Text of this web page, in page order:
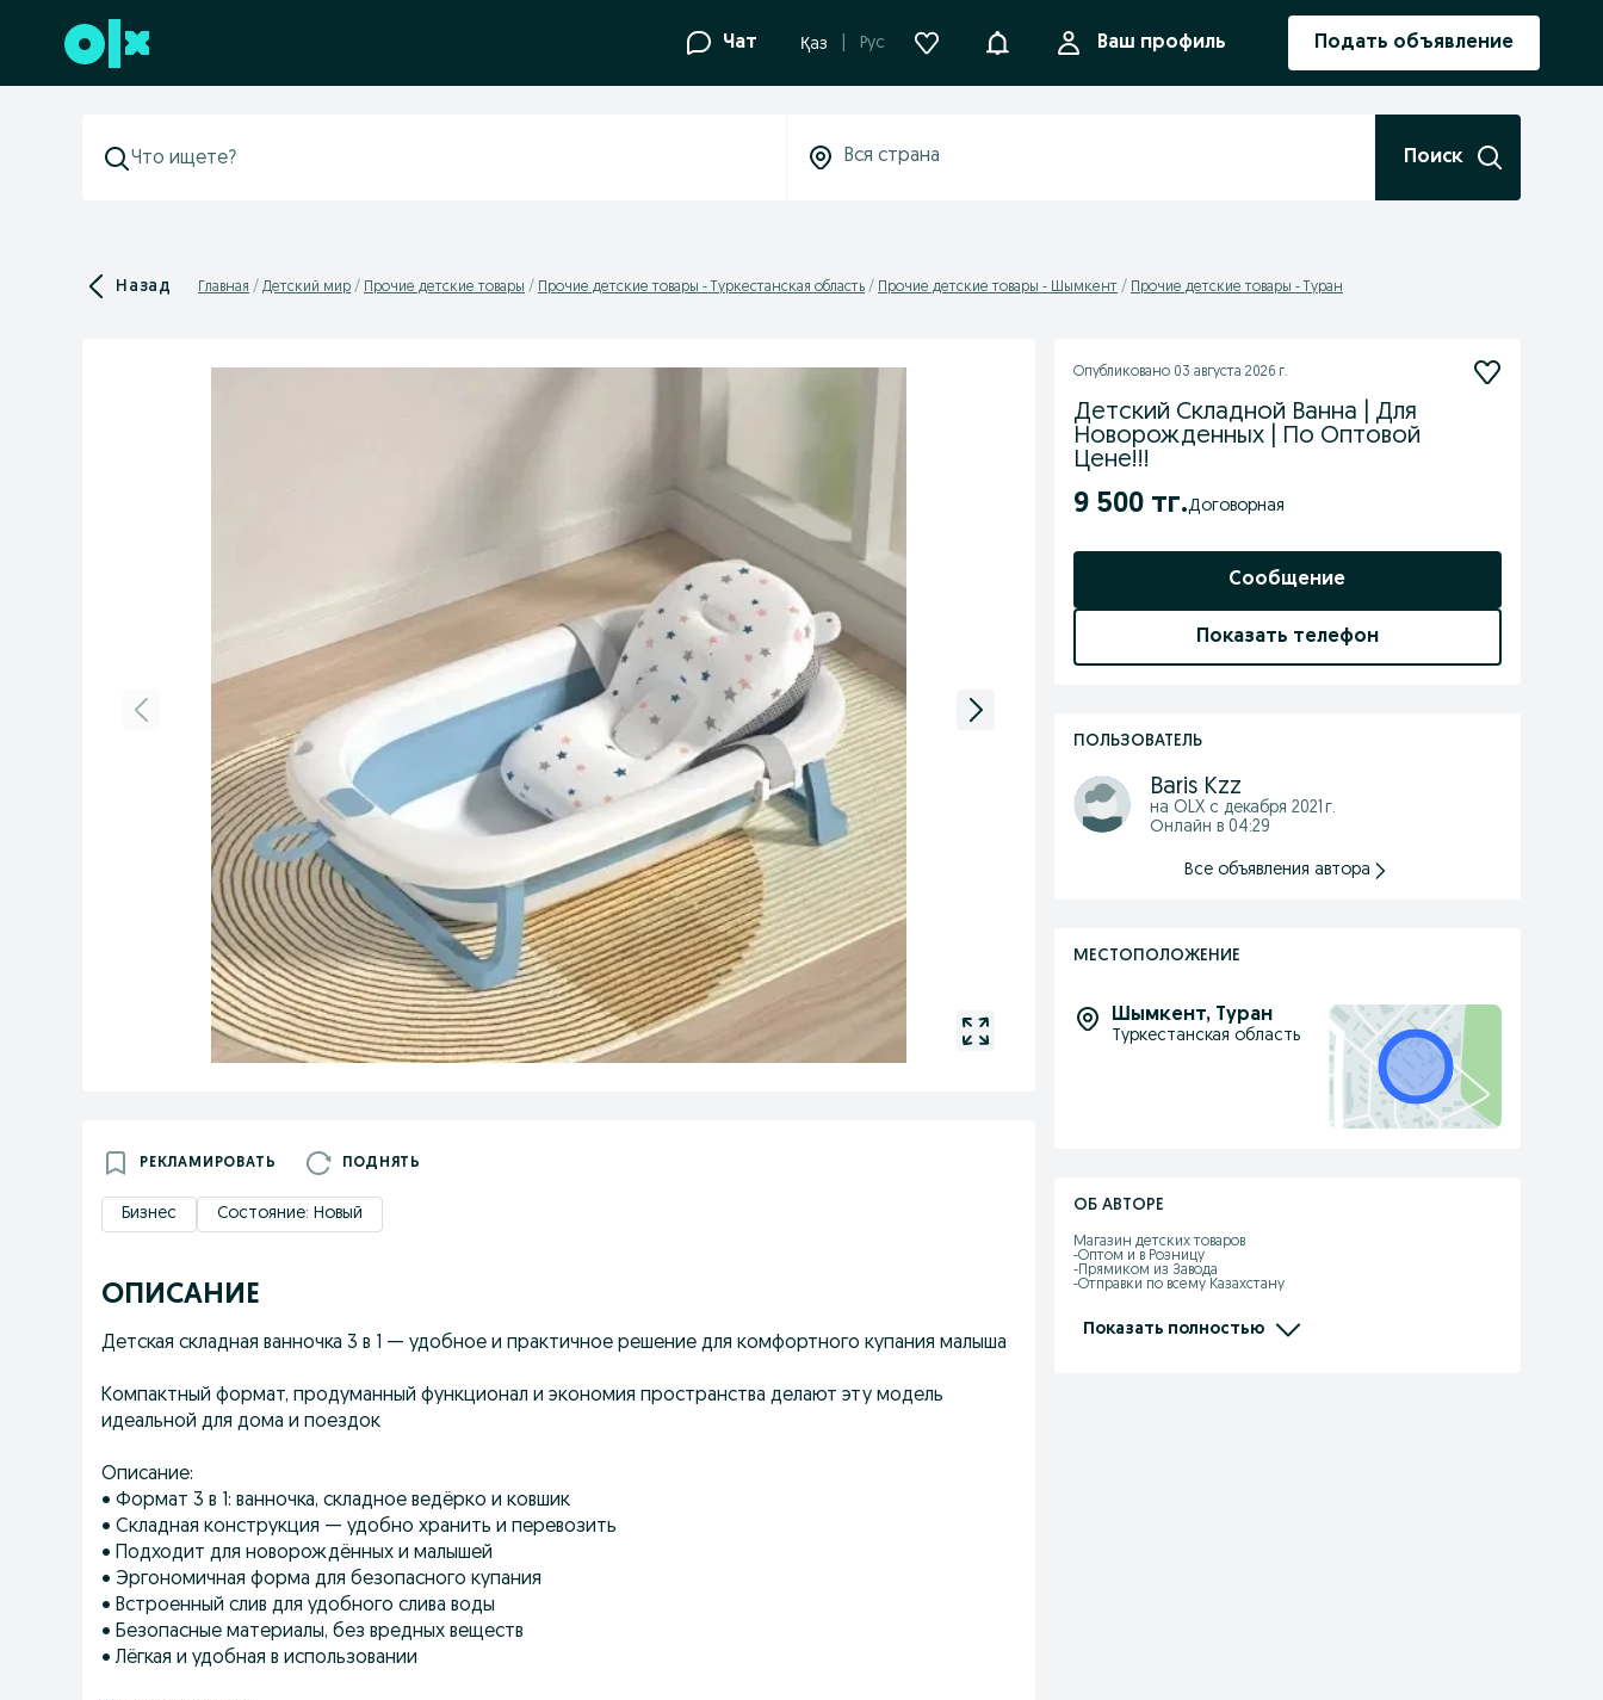
Перейти к нижнему колонтитулу Чат Қаз Рус УведомленияВаш профиль Подать объявление
Поиск
Назад Главная Детский мир Прочие детские товары Прочие детские товары - Туркестанская область Прочие детские товары - Шымкент Прочие детские товары - Туран
РЕКЛАМИРОВАТЬ ПОДНЯТЬ
Бизнес Состояние: Новый
ОПИСАНИЕ
Детская складная ванночка 3 в 1 — удобное и практичное решение для комфортного купания малыша
Компактный формат, продуманный функционал и экономия пространства делают эту модель
идеальной для дома и поездок
Описание:
• Формат 3 в 1: ванночка, складное ведёрко и ковшик
• Складная конструкция — удобно хранить и перевозить
• Подходит для новорождённых и малышей
• Эргономичная форма для безопасного купания
• Встроенный слив для удобного слива воды
• Безопасные материалы, без вредных веществ
• Лёгкая и удобная в использовании
Опубликовано 03 августа 2026 г.
Детский Складной Ванна | Для
Новорожденных | По Оптовой
Цене!!!
9 500 тг. Договорная
Сообщение
Показать телефон
ПОЛЬЗОВАТЕЛЬ
Baris Kzz
на OLX с декабря 2021 г.
Онлайн в 04:29
Все объявления автора
МЕСТОПОЛОЖЕНИЕ
Шымкент, Туран
Туркестанская область
ОБ АВТОРЕ
Магазин детских товаров
-Оптом и в Розницу
-Прямиком из Завода
-Отправки по всему Казахстану
-Без выходных с 10:00-22:00
-Доставка по городу Шымкент бесплатно
Показать полностью